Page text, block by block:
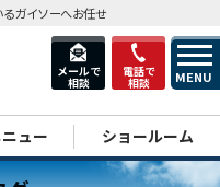
メールで
相談
電話で
相談 MENU
ガイソーへお任せ
ュー ショールーム